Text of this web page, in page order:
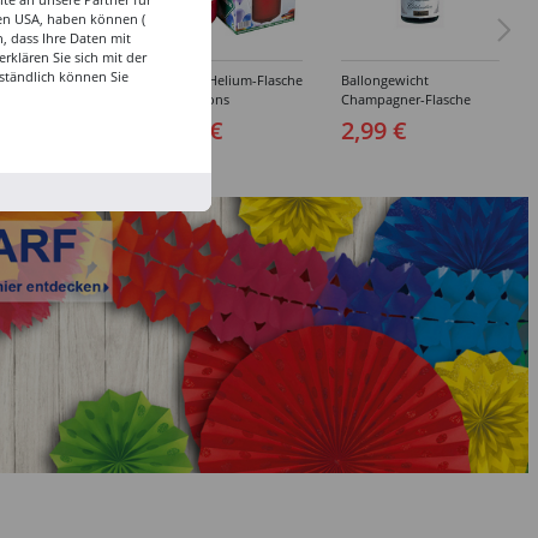
Helium-Flasche
Ballongas Helium-Flasche
für 20 Ballons
29,99 €
Ballongewicht
Champagner-Flasche
2,99 €
USA, haben können (
dass Ihre Daten mit
Sie sich mit der
können Sie